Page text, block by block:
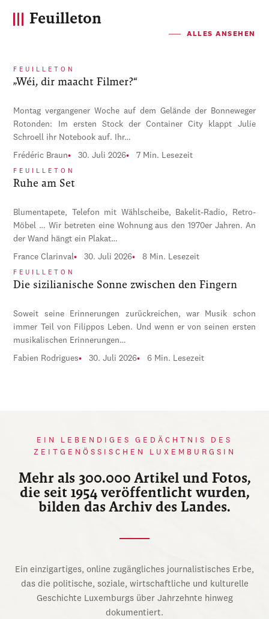
Feuilleton
ALLES ANSEHEN
FEUILLETON
„Wéi, dir maacht Filmer?“
Montag vergangener Woche auf dem Gelände der Bonneweger
Rotonden: Im ersten Stock der Container City klappt Julie
Schroell ihr Notebook auf. Ihr…
Frédéric Braun 30. Juli 2026 7 Min. Lesezeit
FEUILLETON
Ruhe am Set
Blumentapete, Telefon mit Wählscheibe, Bakelit-Radio, Retro-
Möbel … Wir betreten eine Wohnung aus den 1970er Jahren. An
der Wand hängt ein Plakat…
France Clarinval 30. Juli 2026 8 Min. Lesezeit
FEUILLETON
Die sizilianische Sonne zwischen den Fingern
Soweit seine Erinnerungen zurückreichen, war Musik schon
immer Teil von Filippos Leben. Und wenn er von seinen ersten
musikalischen Erinnerungen…
Fabien Rodrigues 30. Juli 2026 6 Min. Lesezeit
EIN LEBENDIGES GEDÄCHTNIS DES
ZEITGENÖSSISCHEN LUXEMBURGSIN
Mehr als 300.000 Artikel und Fotos,
die seit 1954 veröffentlicht wurden,
bilden das Archiv des Landes.
Ein einzigartiges, online zugängliches journalistisches Erbe,
das die politische, soziale, wirtschaftliche und kulturelle
Geschichte Luxemburgs über Jahrzehnte hinweg
dokumentiert.